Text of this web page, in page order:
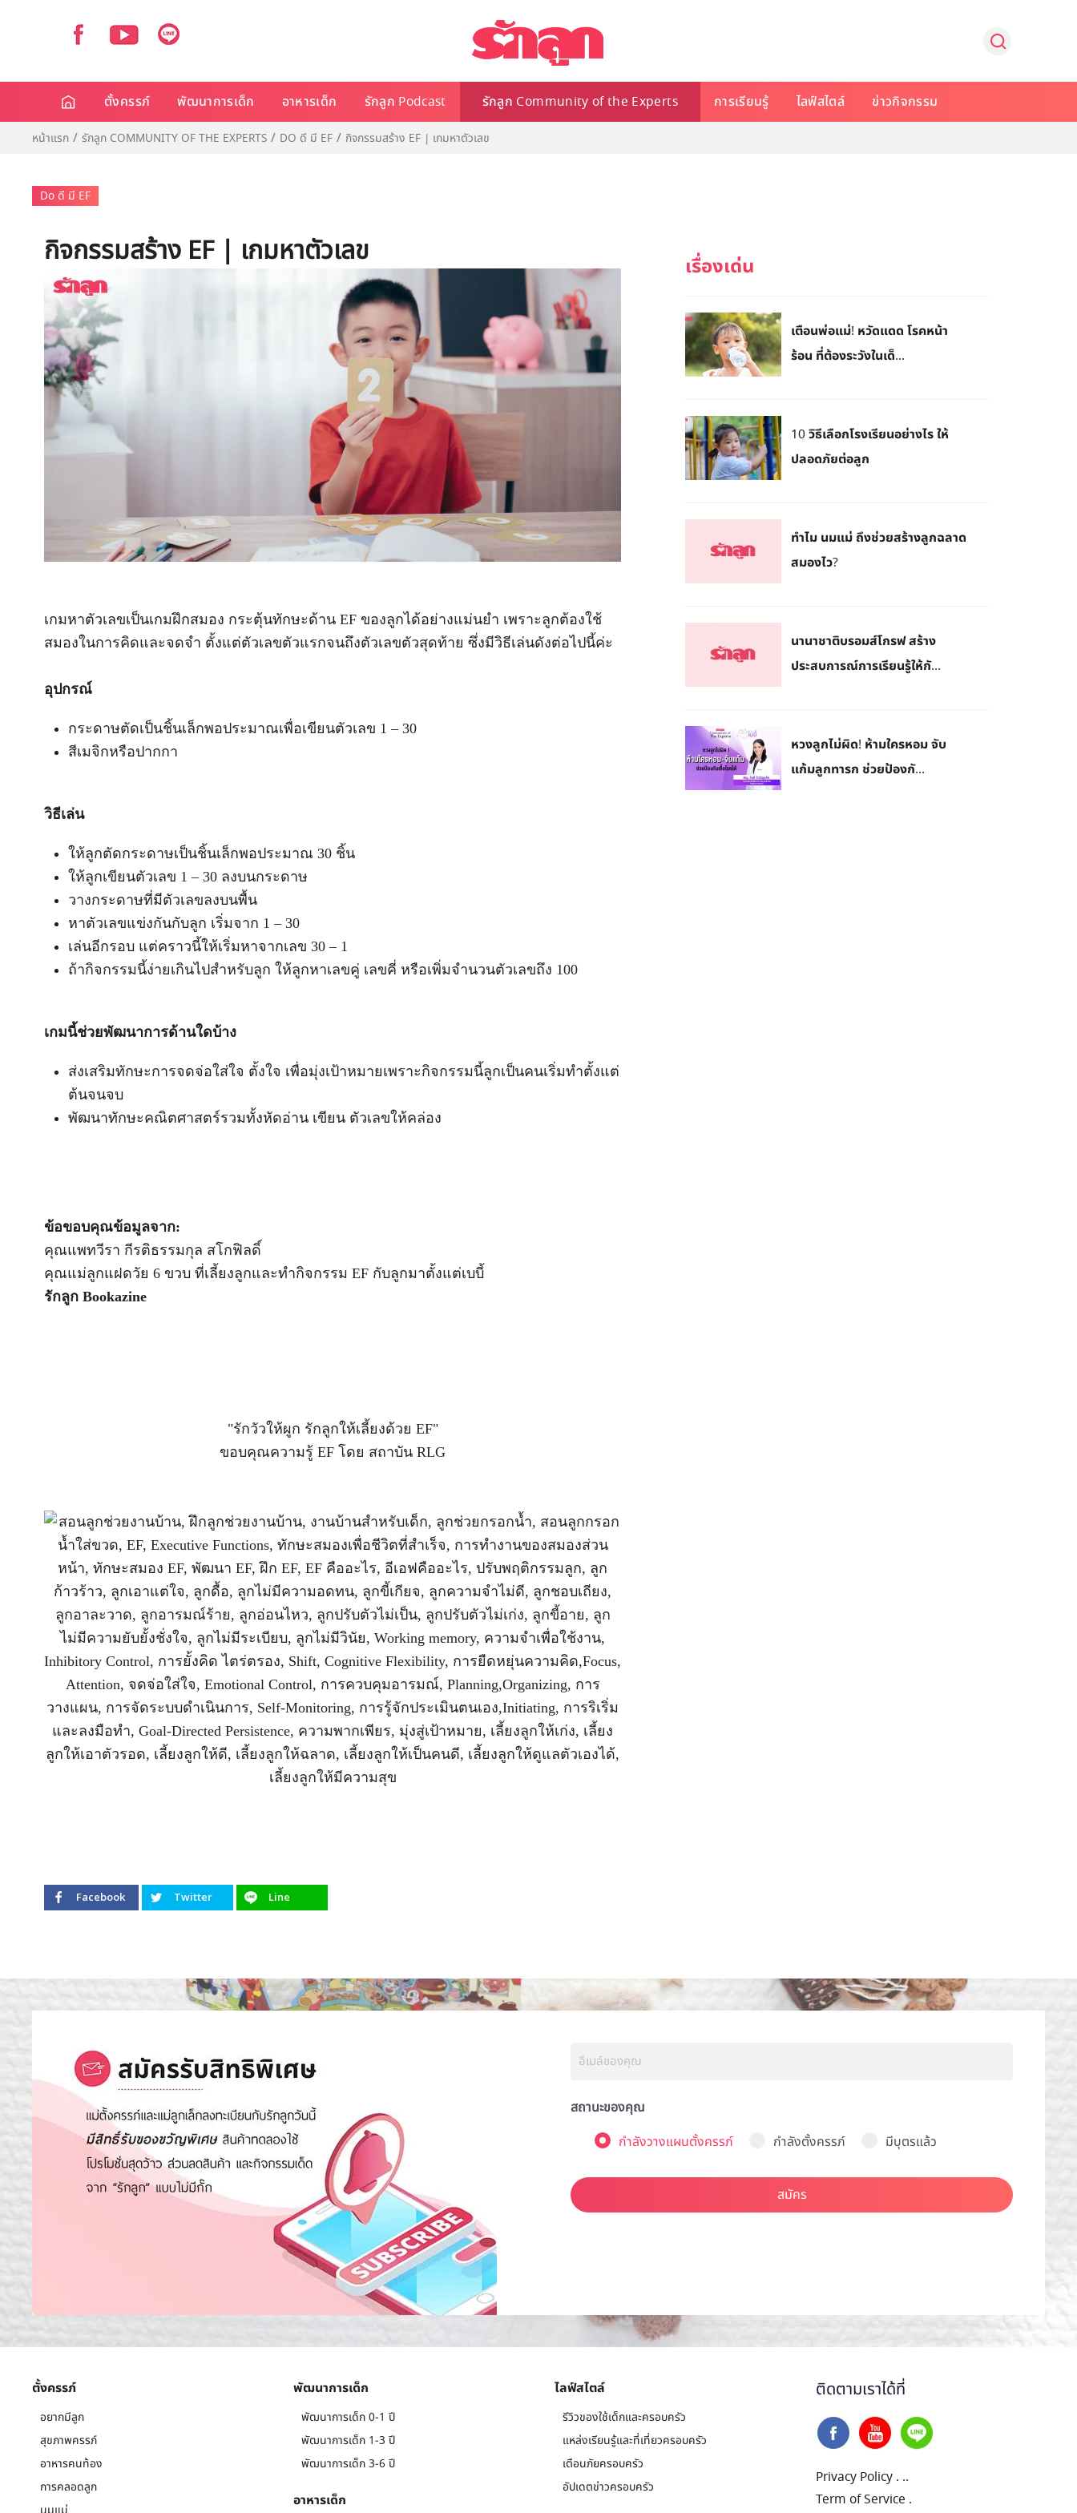
ตั้งครรภ์ พัฒนาการเด็ก อาหารเด็ก รักลูก Podcast รักลูก Community of the Experts การเรียนรู้ ไลฟ์สไตล์ ข่าวกิจกรรม
หน้าแรก รักลูก COMMUNITY OF THE EXPERTS DO ดี มี EF กิจกรรมสร้าง EF | เกมหาตัวเลข
Do ดี มี EF
กิจกรรมสร้าง EF | เกมหาตัวเลข
เกมหาตัวเลขเป็นเกมฝึกสมอง กระตุ้นทักษะด้าน EF ของลูกได้อย่างแม่นยำ เพราะลูกต้องใช้
สมองในการคิดและจดจำ ตั้งแต่ตัวเลขตัวแรกจนถึงตัวเลขตัวสุดท้าย ซึ่งมีวิธีเล่นดังต่อไปนี้ค่ะ
อุปกรณ์
กระดาษตัดเป็นชิ้นเล็กพอประมาณเพื่อเขียนตัวเลข 1 – 30
สีเมจิกหรือปากกา
วิธีเล่น
ให้ลูกตัดกระดาษเป็นชิ้นเล็กพอประมาณ 30 ชิ้น
ให้ลูกเขียนตัวเลข 1 – 30 ลงบนกระดาษ
วางกระดาษที่มีตัวเลขลงบนพื้น
หาตัวเลขแข่งกันกับลูก เริ่มจาก 1 – 30
เล่นอีกรอบ แต่คราวนี้ให้เริ่มหาจากเลข 30 – 1
ถ้ากิจกรรมนี้ง่ายเกินไปสำหรับลูก ให้ลูกหาเลขคู่ เลขคี่ หรือเพิ่มจำนวนตัวเลขถึง 100
เกมนี้ช่วยพัฒนาการด้านใดบ้าง
ส่งเสริมทักษะการจดจ่อใส่ใจ ตั้งใจ เพื่อมุ่งเป้าหมายเพราะกิจกรรมนี้ลูกเป็นคนเริ่มทำตั้งแต่
ต้นจนจบ
พัฒนาทักษะคณิตศาสตร์รวมทั้งหัดอ่าน เขียน ตัวเลขให้คล่อง
ข้อขอบคุณข้อมูลจาก:
คุณแพทวีรา กีรติธรรมกุล สโกฟิลดิ์
คุณแม่ลูกแฝดวัย 6 ขวบ ที่เลี้ยงลูกและทำกิจกรรม EF กับลูกมาตั้งแต่เบบี้
รักลูก Bookazine
"รักวัวให้ผูก รักลูกให้เลี้ยงด้วย EF"
ขอบคุณความรู้ EF โดย สถาบัน RLG
Facebook Twitter Line
เตือนพ่อแม่! หวัดแดด โรคหน้า
ร้อน ที่ต้องระวังในเด็...
10 วิธีเลือกโรงเรียนอย่างไร ให้
ปลอดภัยต่อลูก
ทำไม นมแม่ ถึงช่วยสร้างลูกฉลาด
สมองไว?
นานาชาติบรอมส์โกรฟ สร้าง
ประสบการณ์การเรียนรู้ให้กั...
หวงลูกไม่ผิด! ห้ามใครหอม จับ
แก้มลูกทารก ช่วยป้องกั...
สถานะของคุณ
กำลังวางแผนตั้งครรภ์
กำลังตั้งครรภ์ มีบุตรแล้ว
สมัคร
ตั้งครรภ์
อยากมีลูก
สุขภาพครรภ์
อาหารคนท้อง
การคลอดลูก
พัฒนาการเด็ก
พัฒนาการเด็ก 0-1 ปี
พัฒนาการเด็ก 1-3 ปี
พัฒนาการเด็ก 3-6 ปี
อาหารเด็ก
ไลฟ์สไตล์
รีวิวของใช้เด็กและครอบครัว
แหล่งเรียนรู้และที่เที่ยวครอบครัว
เตือนภัยครอบครัว
อัปเดตข่าวครอบครัว
ติดตามเราได้ที่
Privacy Policy . ..
Term of Service .